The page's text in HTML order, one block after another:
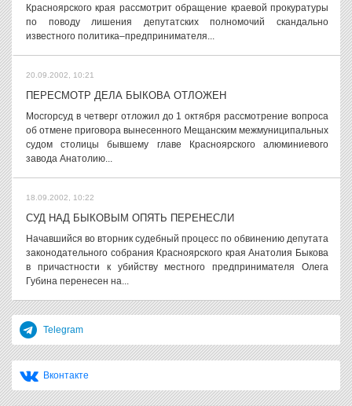
Красноярского края рассмотрит обращение краевой прокуратуры
по поводу лишения депутатских полномочий скандально
известного политика–предпринимателя...
20.09.2002, 10:21
ПЕРЕСМОТР ДЕЛА БЫКОВА ОТЛОЖЕН
Мосгорсуд в четверг отложил до 1 октября рассмотрение вопроса
об отмене приговора вынесенного Мещанским межмуниципальных
судом столицы бывшему главе Красноярского алюминиевого
завода Анатолию...
18.09.2002, 10:22
СУД НАД БЫКОВЫМ ОПЯТЬ ПЕРЕНЕСЛИ
Начавшийся во вторник судебный процесс по обвинению депутата
законодательного собрания Красноярского края Анатолия Быкова
в причастности к убийству местного предпринимателя Олега
Губина перенесен на...
Telegram
Вконтакте